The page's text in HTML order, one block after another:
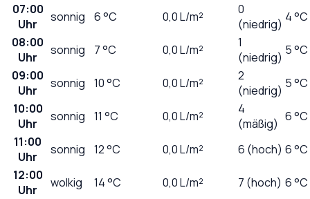
07:00
Uhr
sonnig 6°C 0,0L/m²
0
(niedrig) 4 °C
08:00
Uhr
sonnig 7°C 0,0L/m²
1
(niedrig) 5 °C
09:00
Uhr
sonnig 10°C 0,0L/m²
2
(niedrig) 5 °C
10:00
Uhr
sonnig 11 °C 0,0L/m²
4
(mäßig) 6 °C
11:00
Uhr
sonnig 12°C 0,0L/m² 6 (hoch) 6 °C
12:00
Uhr
wolkig 14°C 0,0L/m² 7 (hoch) 6 °C